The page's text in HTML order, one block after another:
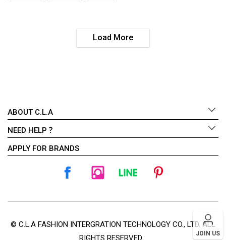
Load More
ABOUT C.L.A
NEED HELP？
APPLY FOR BRANDS
© C.L.A FASHION INTERGRATION TECHNOLOGY CO., LTD. ALL
RIGHTS RESERVED.
JOIN US